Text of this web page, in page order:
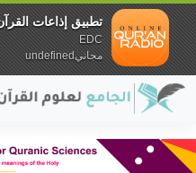
تطبيق إذاعات
EDC
مجانيundefined